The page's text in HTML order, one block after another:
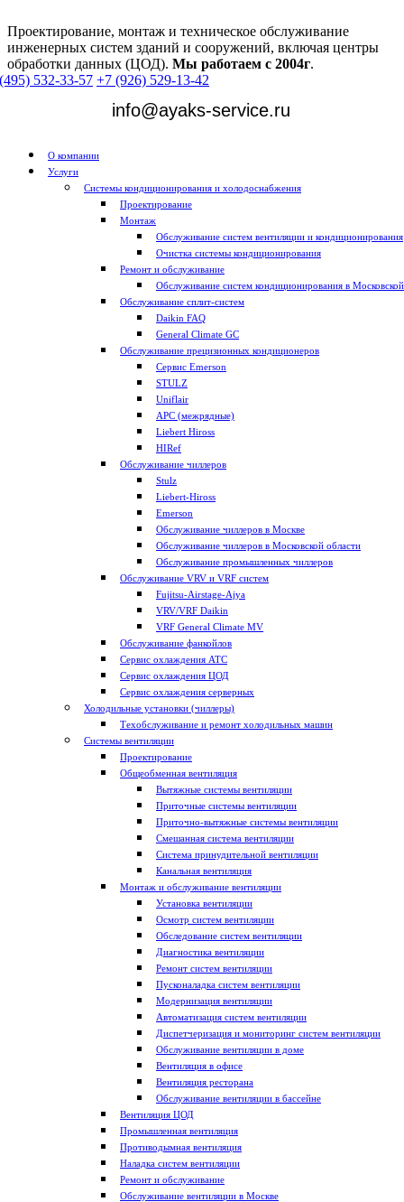
Проектирование, монтаж и техническое обслуживание
инженерных систем зданий и сооружений, включая центры
обработки данных (ЦОД). Мы работаем с 2004г.
532-33-57 +7 (926) 529-13-42
info@ayaks-service.ru
О компании
Услуги
Системы кондиционирования и холодоснабжения
Проектирование
Монтаж
Обслуживание систем вентиляции и кондиционирования
Очистка системы кондиционирования
Ремонт и обслуживание
Обслуживание систем кондиционирования в
Обслуживание сплит-систем
Daikin FAQ
General Climate GC
Обслуживание прецизионных кондиционеров
Сервис Emerson
STULZ
Uniflair
APC (межрядные)
Liebert Hiross
HIRef
Обслуживание чиллеров
Stulz
Liebert-Hiross
Emerson
Обслуживание чиллеров в Москве
Обслуживание чиллеров в Московской области
Обслуживание промышленных чиллеров
Обслуживание VRV и VRF систем
Fujitsu-Airstage-Ajya
VRV/VRF Daikin
VRF General Climate MV
Обслуживание фанкойлов
Сервис охлаждения АТС
Сервис охлаждения ЦОД
Сервис охлаждения серверных
Холодильные установки (чиллеры)
Техобслуживание и ремонт холодильных машин
Системы вентиляции
Проектирование
Общеобменная вентиляция
Вытяжные системы вентиляции
Приточные системы вентиляции
Приточно-вытяжные системы вентиляции
Смешанная система вентиляции
Система принудительной вентиляции
Канальная вентиляция
Монтаж и обслуживание вентиляции
Установка вентиляции
Осмотр систем вентиляции
Обследование систем вентиляции
Диагностика вентиляции
Ремонт систем вентиляции
Пусконаладка систем вентиляции
Модернизация вентиляции
Автоматизация систем вентиляции
Диспетчеризация и мониторинг систем вентиляции
Обслуживание вентиляции в доме
Вентиляция в офисе
Вентиляция ресторана
Обслуживание вентиляции в бассейне
Вентиляция ЦОД
Промышленная вентиляция
Противодымная вентиляция
Наладка систем вентиляции
Ремонт и обслуживание
Обслуживание вентиляции в Москве